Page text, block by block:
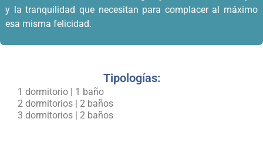
y la tranquilidad que necesitan para complacer al máximo
esa misma felicidad.
Tipologías:
1 dormitorio | 1 baño
2 dormitorios | 2 baños
3 dormitorios | 2 baños